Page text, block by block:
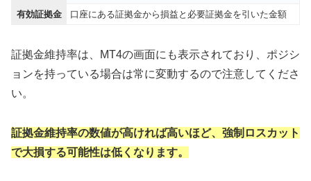
有効証拠金
口座にある証拠金から損益と必要証拠金を引いた金額
証拠金維持率は、MT4の画面にも表示されており、ポジシ
ョンを持っている場合は常に変動するので注意してくださ
い。
証拠金維持率の数値が高ければ高いほど、強制ロスカット
で大損する可能性は低くなります。